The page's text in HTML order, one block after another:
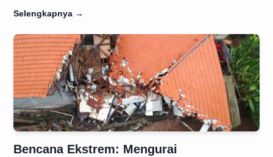
Selengkapnya →
Bencana Ekstrem: Mengurai